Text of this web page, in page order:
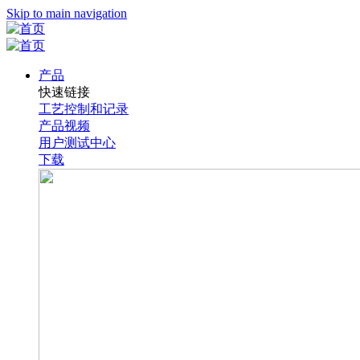
Skip to main navigation
产品
快速链接
工艺控制和记录
产品视频
用户测试中心
下载